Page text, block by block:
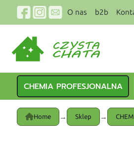
O nas b2b
CHEMIA PROFESJONALNA
Home → Sklep →